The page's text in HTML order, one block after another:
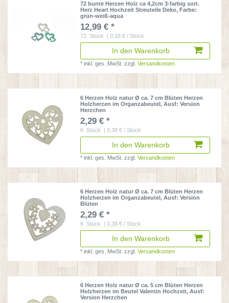
72 bunte Herzen Holz ca 4,2cm 3-farbig sort.
Herz Heart Hochzeit Streuteile Deko, Farbe:
grün-weiß-aqua
12,99 € *
72 Stück | 0,18 € / Stück
In den Warenkorb
*inkl. ges. MwSt. zzgl.Versandkosten
6 Herzen Holz natur Ø ca. 7 cm Blüten Herzen
Holzherzen im Organzabeutel, Ausf: Version
Herzchen
2,29 € *
6 Stück | 0,38 € / Stück
In den Warenkorb
*inkl. ges. MwSt. zzgl.Versandkosten
6 Herzen Holz natur Ø ca. 7 cm Blüten Herzen
Holzherzen im Organzabeutel, Ausf: Version
Blüten
2,29 € *
6 Stück | 0,38 € / Stück
In den Warenkorb
*inkl. ges. MwSt. zzgl.Versandkosten
6 Herzen Holz natur Ø ca. 5 cm Blüten Herzen
Holzherzen im Beutel Valentin Hochzeit, Ausf:
Version Herzchen